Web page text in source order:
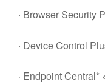
· Browser Security
· Device Control
· Endpoint Central*